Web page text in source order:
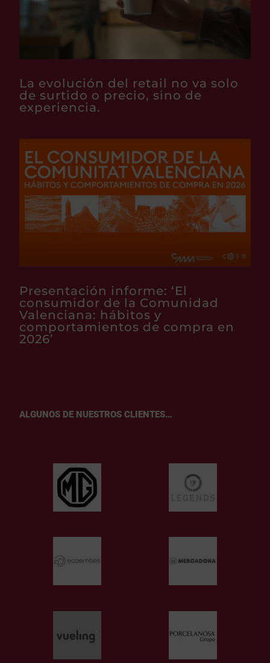
La evolución del retail no va solo
de surtido o precio, sino de
experiencia.
Presentación informe: ‘El
consumidor de la Comunidad
Valenciana: hábitos y
comportamientos de compra en
2026’
ALGUNOS DE NUESTROS CLIENTES…